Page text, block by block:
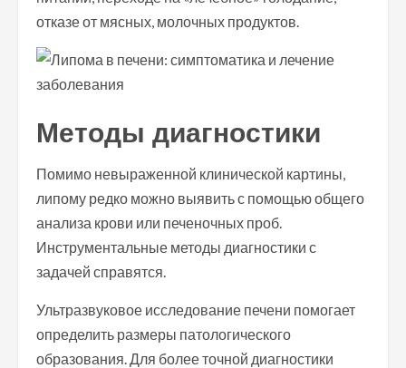
отказе от мясных, молочных продуктов.
Методы диагностики
Помимо невыраженной клинической картины,
липому редко можно выявить с помощью общего
анализа крови или печеночных проб.
Инструментальные методы диагностики с
задачей справятся.
Ультразвуковое исследование печени помогает
определить размеры патологического
образования. Для более точной диагностики